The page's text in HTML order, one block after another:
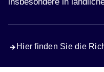
Hier finden Sie die